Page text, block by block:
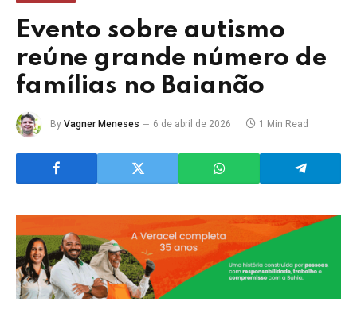
Evento sobre autismo
reúne grande número de
famílias no Baianão
By Vagner Meneses 6 de abril de 2026 1 Min Read